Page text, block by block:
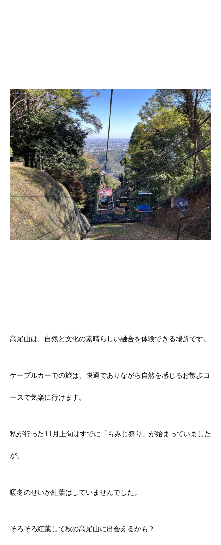
高尾山は、自然と文化の素晴らしい融合を体験できる場所です。
ケーブルカーでの旅は、快適でありながら自然を感じるお散歩コ
ースで気楽に行けます。
私が行った11月上旬はすでに「もみじ祭り」が始まっていました
が、
暖冬のせいか紅葉はしていませんでした。
そろそろ紅葉して秋の高尾山に出会えるかも？